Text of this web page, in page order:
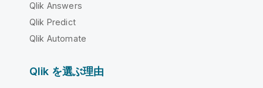
Qlik Answers
Qlik Predict
Qlik Automate
Qlik を選ぶ理由